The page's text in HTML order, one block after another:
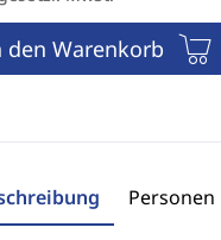
den Warenkorb
Personen